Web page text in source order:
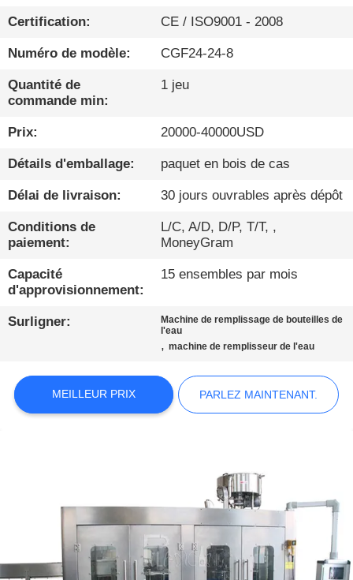
VISITE
D'USINE
CONTRÔLE
DE
QUALITÉ
NOUS
NOUVELLES
PARLEZ
PLAN
POLITIQUE
CONFIDENTIALITÉ
Certification: CE / ISO9001 - 2008
Numéro de modèle: CGF24-24-8
Quantité de
commande min:
1 jeu
Prix: 20000-40000USD
Détails d'emballage: paquet en bois de cas
Délai de livraison: 30 jours ouvrables après dépôt
Conditions de
paiement:
L/C, A/D, D/P, T/T, ,
MoneyGram
Capacité
d'approvisionnement:
15 ensembles par mois
Surligner:
Machine de remplissage de bouteilles de
l'eau
,machine de remplisseur de l'eau
MEILLEUR PRIX PARLEZ MAINTENANT.